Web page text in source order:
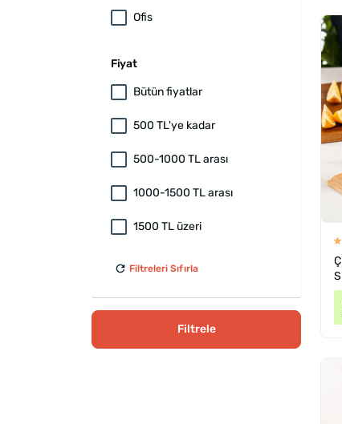
Ofis
Fiyat
Bütün fiyatlar
500 TL'ye kadar
500-1000 TL arası
1000-1500 TL arası
1500 TL üzeri
Filtreleri Sıfırla
Filtrele